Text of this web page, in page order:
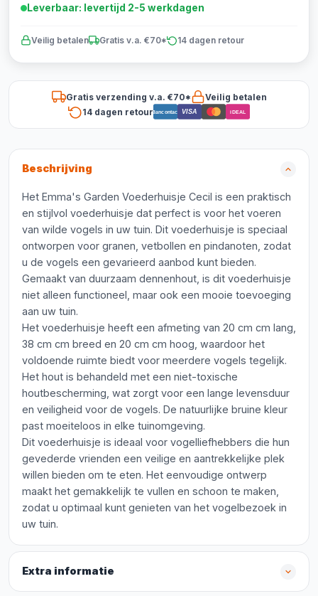
Leverbaar: levertijd 2-5 werkdagen
Veilig betalen Gratis v.a. €70* 14 dagen retour
Gratis verzending v.a. €70*
Veilig betalen
14 dagen retourBancontact VISA iDEAL
Beschrijving
Het Emma's Garden Voederhuisje Cecil is een praktisch
en stijlvol voederhuisje dat perfect is voor het voeren
van wilde vogels in uw tuin. Dit voederhuisje is speciaal
ontworpen voor granen, vetbollen en pindanoten, zodat
u de vogels een gevarieerd aanbod kunt bieden.
Gemaakt van duurzaam dennenhout, is dit voederhuisje
niet alleen functioneel, maar ook een mooie toevoeging
aan uw tuin.
Het voederhuisje heeft een afmeting van 20 cm cm lang,
38 cm cm breed en 20 cm cm hoog, waardoor het
voldoende ruimte biedt voor meerdere vogels tegelijk.
Het hout is behandeld met een niet-toxische
houtbescherming, wat zorgt voor een lange levensduur
en veiligheid voor de vogels. De natuurlijke bruine kleur
past moeiteloos in elke tuinomgeving.
Dit voederhuisje is ideaal voor vogelliefhebbers die hun
gevederde vrienden een veilige en aantrekkelijke plek
willen bieden om te eten. Het eenvoudige ontwerp
maakt het gemakkelijk te vullen en schoon te maken,
zodat u optimaal kunt genieten van het vogelbezoek in
uw tuin.
Extra informatie